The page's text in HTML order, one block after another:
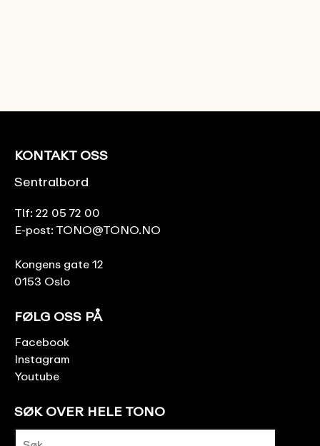
KONTAKT OSS
Sentralbord
Tlf: 22 05 72 00
E-post: TONO@TONO.NO
Kongens gate 12
0153 Oslo
FØLG OSS PÅ
Facebook
Instagram
Youtube
SØK OVER HELE TONO